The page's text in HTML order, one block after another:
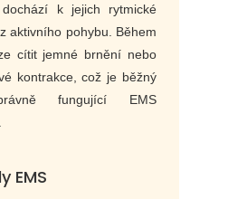
k jejich rytmické
aktivního pohybu. Během
cítit jemné brnění nebo
kontrakce, což je běžný
fungující EMS
EMS